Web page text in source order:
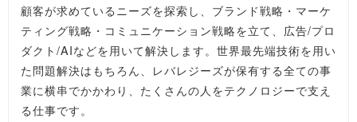
顧客が求めているニーズを探索し、ブランド戦略・マーケ
ティング戦略・コミュニケーション戦略を立て、広告/プロ
ダクト/AIなどを用いて解決します。世界最先端技術を用い
た問題解決はもちろん、レバレジーズが保有する全ての事
業に横串でかかわり、たくさんの人をテクノロジーで支え
る仕事です。